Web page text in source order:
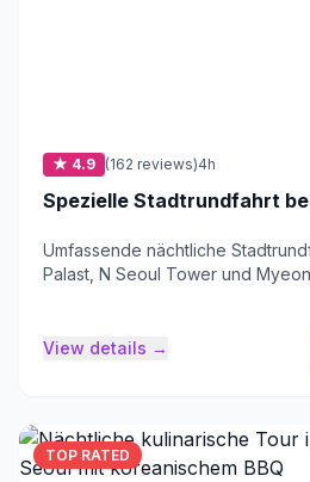
★ 4.9 (162 reviews)4h
Spezielle Stadtrundfahrt
Umfassende nächtliche
Palast, N Seoul Tower und
View details →
TOP RATED